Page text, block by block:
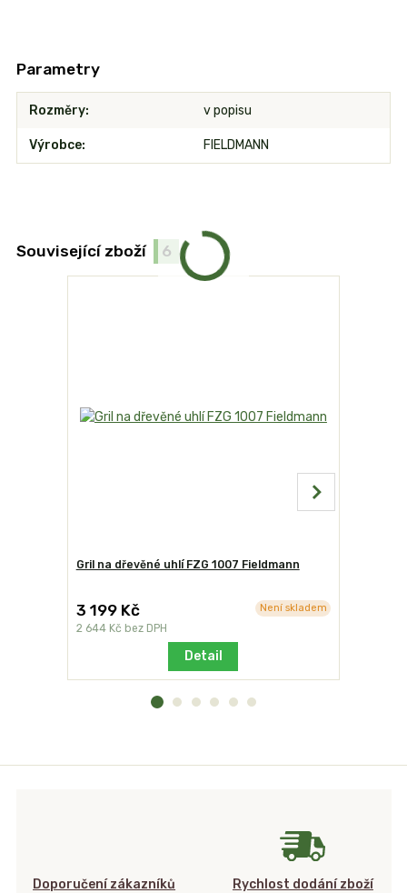
Parametry
Rozměry v popisu
Výrobce FIELDMANN
Související zboží 6
Gril na dřevěné uhlí FZG 1007 Fieldmann
3 199 Kč
2 644 Kč bez DPH
Není skladem
Detail
Doporučení zákazníků Rychlost dodání zboží